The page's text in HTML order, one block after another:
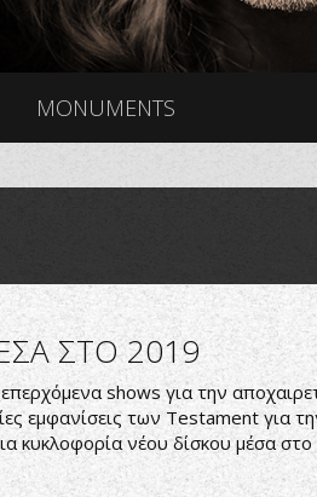
MONUMENTS
ΣΤΟ 2019
shows για την
εμφανίσεις των Testament για
κυκλοφορία νέου δίσκου μέσα